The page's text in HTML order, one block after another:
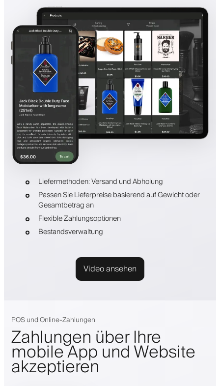
Liefermethoden: Versand und Abholung
Passen Sie Lieferpreise basierend auf Gewicht oder
Gesamtbetrag an
Flexible Zahlungsoptionen
Bestandsverwaltung
Video ansehen
POS und Online-Zahlungen
Zahlungen über Ihre
mobile App und Website
akzeptieren